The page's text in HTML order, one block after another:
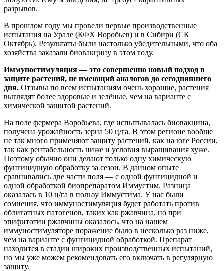
разрывов.
В прошлом году мы провели первые производственные
испытания на Урале (КФХ Воробьев) и в Сибири (СК
Октябрь). Результаты были настолько убедительными, что оба
хозяйства заказали биовакцину в этом году.
Иммуностимуляция — это совершенно новый подход в
защите растений, не имеющий аналогов до сегодняшнего
дня. Отзывы по всем испытаниям очень хорошие, растения
выглядят более здоровые и зелёные, чем на варианте с
химической защитой растений.
На поле фермера Воробьева, где испытывалась биовакцина,
получена урожайность зерна 50 ц/га. В этом регионе вообще
не так много применяют защиту растений, как на юге России,
так как рентабельность ниже и условия выращивания хуже.
Поэтому обычно они делают только одну химическую
фунгицидную обработку за сезон. В данном опыте
сравнивались две части поля — с одной фунгицидной и
одной обработкой биопрепаратом Иммустим. Разница
оказалась в 10 ц/га в пользу Иммустима. У нас были
сомнения, что иммуностимуляция будет работать против
облигатных патогенов, таких как ржавчина, но при
эпифитотии ржавчины оказалось, что на нашем
иммуностимуляторе поражение было в несколько раз ниже,
чем на варианте с фунгицидной обработкой. Препарат
находится в стадии широких производственных испытаний,
но мы уже можем рекомендовать его включать в регулярную
защиту.